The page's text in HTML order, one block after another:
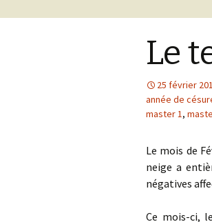
Le
25 février
année de
master 1,
Le mois de
neige a
négatives
Ce mois-ci,